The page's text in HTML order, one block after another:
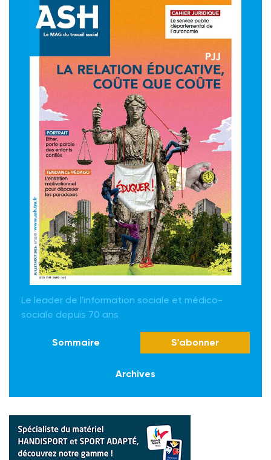
Le leader de l'information sociale et médico-
sociale depuis 70 ans
Sommaire S'abonner
Archives